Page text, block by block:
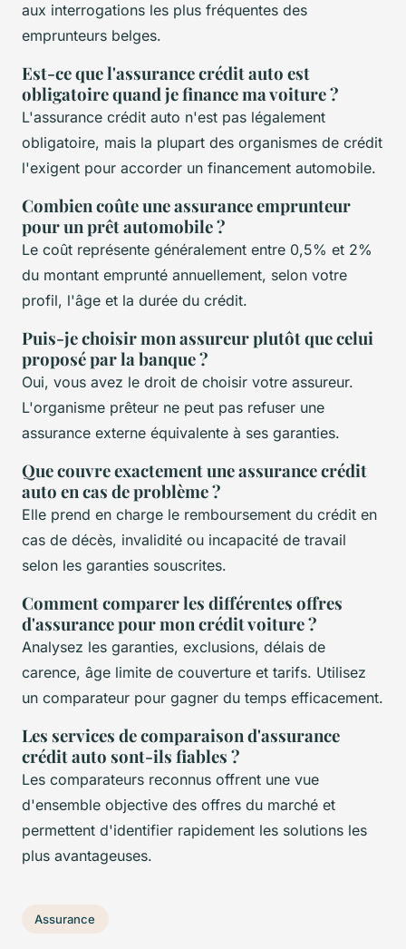
aux interrogations les plus fréquentes des
emprunteurs belges.
Est-ce que l'assurance crédit auto est
obligatoire quand je finance ma voiture ?
L'assurance crédit auto n'est pas légalement
obligatoire, mais la plupart des organismes de crédit
l'exigent pour accorder un financement automobile.
Combien coûte une assurance emprunteur
pour un prêt automobile ?
Le coût représente généralement entre 0,5% et 2%
du montant emprunté annuellement, selon votre
profil, l'âge et la durée du crédit.
Puis-je choisir mon assureur plutôt que celui
proposé par la banque ?
Oui, vous avez le droit de choisir votre assureur.
L'organisme prêteur ne peut pas refuser une
assurance externe équivalente à ses garanties.
Que couvre exactement une assurance crédit
auto en cas de problème ?
Elle prend en charge le remboursement du crédit en
cas de décès, invalidité ou incapacité de travail
selon les garanties souscrites.
Comment comparer les différentes offres
d'assurance pour mon crédit voiture ?
Analysez les garanties, exclusions, délais de
carence, âge limite de couverture et tarifs. Utilisez
un comparateur pour gagner du temps efficacement.
Les services de comparaison d'assurance
crédit auto sont-ils fiables ?
Les comparateurs reconnus offrent une vue
d'ensemble objective des offres du marché et
permettent d'identifier rapidement les solutions les
plus avantageuses.
Assurance